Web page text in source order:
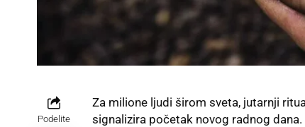
Podelite
Za milione ljudi širom sveta, jutarnji
signalizira početak novog radnog